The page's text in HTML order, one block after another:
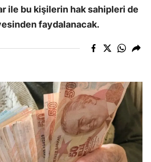
ile bu kişilerin hak sahipleri de
faydalanacak.